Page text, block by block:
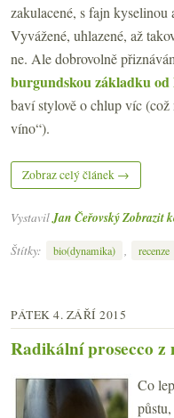
zakulacené, s fajn kyselinou
Vyvážené, uhlazené, až
ne. Ale dobrovolně
burgundskou základku
baví stylově o chlup víc
víno“).
Zobraz celý článek →
VystavilJan ČeřovskýZobrazit
Štítky:
bio(dynamika) recenze
PÁTEK 4. ZÁŘÍ 2015
Radikální prosecco z
Co